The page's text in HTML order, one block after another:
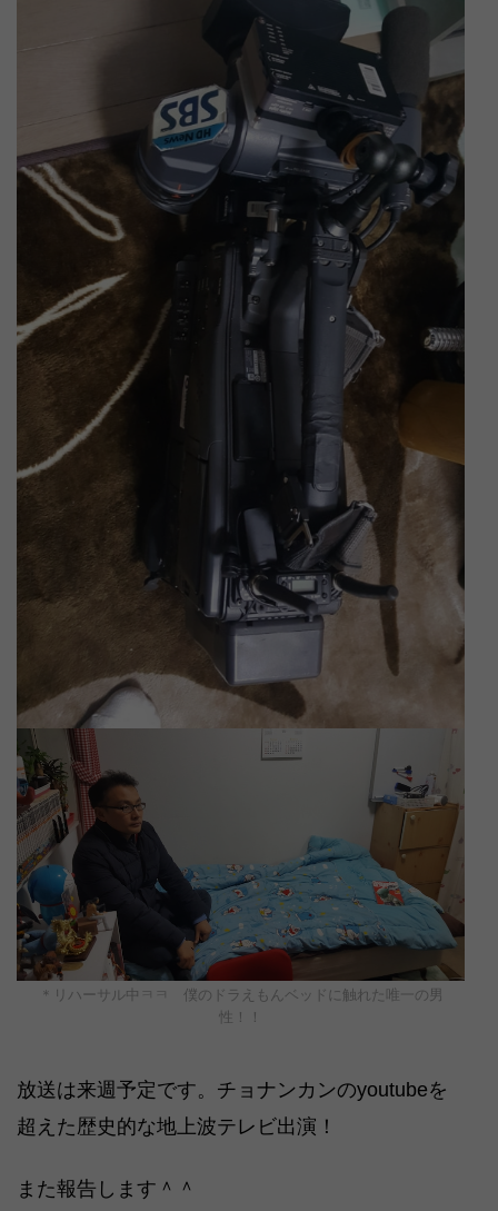
＊リハーサル中ㅋㅋ 僕のドラえもんベッドに触れた唯一の男
性！！
放送は来週予定です。チョナンカンのyoutubeを
超えた歴史的な地上波テレビ出演！
また報告します＾＾